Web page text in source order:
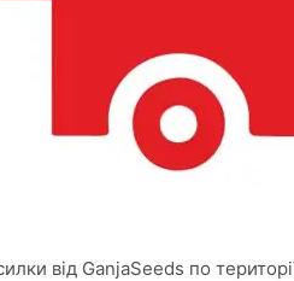
від GanjaSeeds по